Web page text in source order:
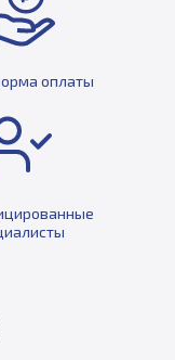
оплаты